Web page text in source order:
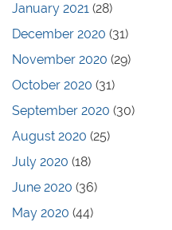
January 2021 (28)
December 2020 (31)
November 2020 (29)
October 2020 (31)
September 2020 (30)
August 2020 (25)
July 2020 (18)
June 2020 (36)
May 2020 (44)